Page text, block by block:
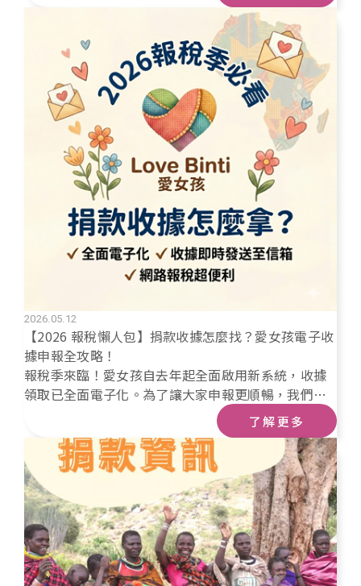
2026.05.12
【2026 報稅懶人包】捐款收據怎麼找？愛女孩電子收
據申報全攻略！
報稅季來臨！愛女孩自去年起全面啟用新系統，收據
領取已全面電子化。為了讓大家申報更順暢，我們整
理了最常遇到的四大問題，幫您快速搞定抵稅證明！
了解更多